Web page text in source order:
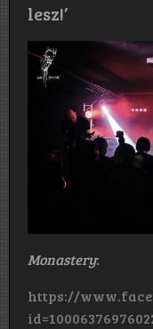
lesz!’
Monastery:
https://